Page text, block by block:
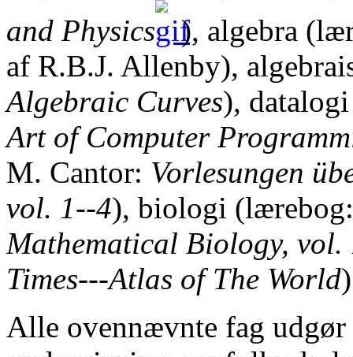
and Physics
), algebra
af R.B.J. Allenby),
Algebraic Curves),
Art of Computer
M. Cantor: Vorlesungen
vol. 1--4), biologi
Mathematical Biology, vol.
Times---Atlas of The World
Alle ovennævnte fag udgør